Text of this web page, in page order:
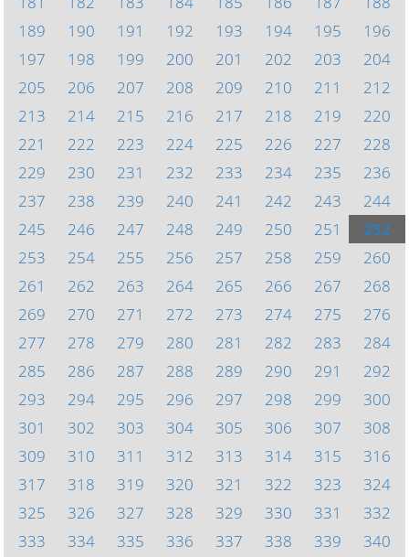
189
190 191 192 193 194 195
196
197
198 199 200 201 202 203
204
205
206 207 208 209 210 211
212
213
214 215 216 217 218 219
220
221
222 223 224 225 226 227
228
229
230 231 232 233 234 235
236
237
238 239 240 241 242 243
244
245
246 247 248 249 250 251
252
253
254 255 256 257 258 259
260
261
262 263 264 265 266 267
268
269
270 271 272 273 274 275
276
277
278 279 280 281 282 283
284
285
286 287 288 289 290 291
292
293
294 295 296 297 298 299
300
301
302 303 304 305 306 307
308
309
310 311 312 313 314 315
316
317
318 319 320 321 322 323
324
325
326 327 328 329 330 331
332
333
334 335 336 337 338 339 340